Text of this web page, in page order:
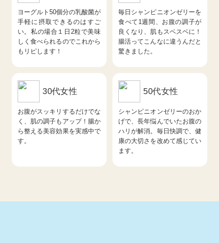
ヨーグルト50個分の乳酸菌が
手軽に摂取できるのはすご
い。私の場合１日2粒で美味
しく食べられるのでこれから
もリピします！
毎日シャンピニオンゼリーを
食べて1週間、お腹の調子が
良くなり、肌もスベスベに！
腸活ってこんなに違うんだと
驚きました。
30代女性
お腹がスッキリするだけでな
く、肌の調子もアップ！腸か
ら整える美容効果を実感中で
す。
50代女性
シャンピニオンゼリーのおか
げで、長年悩んでいたお腹の
ハリが解消。毎日快調で、健
康の大切さを改めて感じてい
ます。